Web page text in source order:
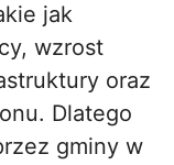
jak
wzrost
oraz
Dlatego
gminy w